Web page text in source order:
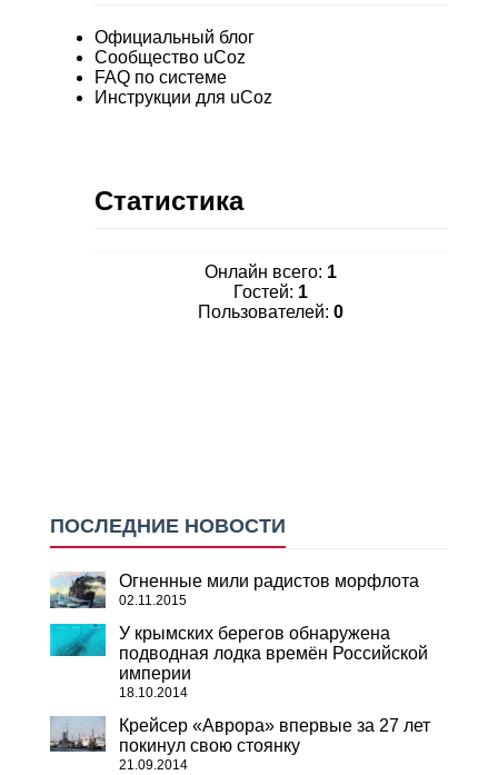
Официальный блог
Сообщество uCoz
FAQ по системе
Инструкции для uCoz
Статистика
Онлайн всего: 1
Гостей: 1
Пользователей:0
ПОСЛЕДНИЕ НОВОСТИ
Огненные мили радистов морфлота
02.11.2015
У крымских берегов обнаружена
подводная лодка времён Российской
империи
18.10.2014
Крейсер «Аврора» впервые за 27 лет
покинул свою стоянку
21.09.2014